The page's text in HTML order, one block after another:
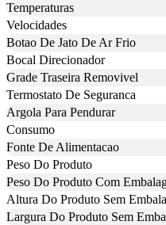
Temperaturas
Velocidades
Botao De Jato De Ar Frio
Bocal Direcionador
Grade Traseira Removivel
Termostato De Seguranca
Argola Para Pendurar
Consumo
Fonte De Alimentacao
Peso Do Produto
Peso Do Produto Com
Altura Do Produto Sem
Largura Do Produto Sem